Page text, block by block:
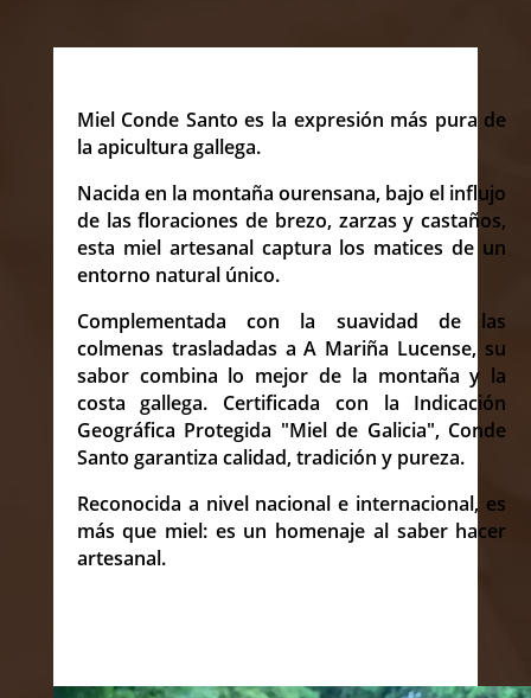
Miel Conde Santo es la expresión más pura de
la apicultura gallega.
Nacida en la montaña ourensana, bajo el influjo
de las floraciones de brezo, zarzas y castaños,
esta miel artesanal captura los matices de un
entorno natural único.
Complementada con la suavidad de las
colmenas trasladadas a A Mariña Lucense, su
sabor combina lo mejor de la montaña y la
costa gallega. Certificada con la Indicación
Geográfica Protegida "Miel de Galicia", Conde
Santo garantiza calidad, tradición y pureza.
Reconocida a nivel nacional e internacional, es
más que miel: es un homenaje al saber hacer
artesanal.